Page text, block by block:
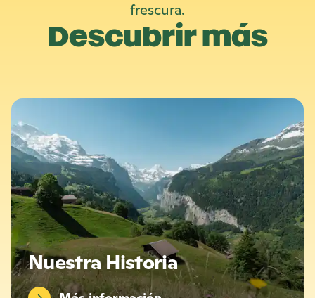
frescura.
Descubrir más
Nuestra Historia
M
s
i
n
f
o
r
m
a
c
i
ó
n